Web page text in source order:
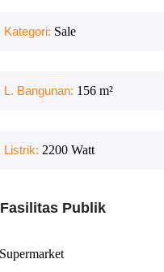
Kategori: Sale
L. Bangunan: 156 m²
Listrik: 2200 Watt
Fasilitas Publik
Supermarket